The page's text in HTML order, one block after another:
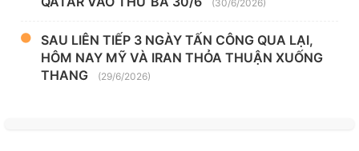
(30/6/2026)
SAU LIÊN TIẾP 3 NGÀY TẤN CÔNG QUA LẠI,
HÔM NAY MỸ VÀ IRAN THỎA THUẬN XUỐNG
THANG
(29/6/2026)